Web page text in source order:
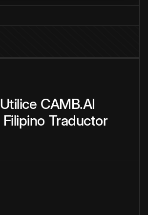
Utilice CAMB.AI
Filipino Traductor